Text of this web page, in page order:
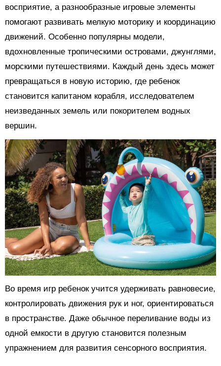
восприятие, а разнообразные игровые элементы
помогают развивать мелкую моторику и координацию
движений. Особенно популярны модели,
вдохновленные тропическими островами, джунглями,
морскими путешествиями. Каждый день здесь может
превращаться в новую историю, где ребенок
становится капитаном корабля, исследователем
неизведанных земель или покорителем водных
вершин.
Во время игр ребенок учится удерживать равновесие,
контролировать движения рук и ног, ориентироваться
в пространстве. Даже обычное переливание воды из
одной емкости в другую становится полезным
упражнением для развития сенсорного восприятия.